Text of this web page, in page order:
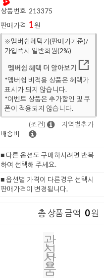
상품번호 213375
판매가격 1원
※멤버쉽혜택가(판매가기준)/
가입즉시 일반회원(2%)
멤버쉽 혜택 더 알아보기
*멤버쉽 비적용 상품은 혜택가
표시가 되지 않습니다.
*이벤트 상품은 추가할인 및 쿠
폰이 적용되지 않습니다.
배송비
(조건) 지역별추가
■ 다른 옵션도 구매하시려면 반복
하여 선택해 주세요.
■ 옵션별 가격이 다른경우 선택시
판매가격이 변경됩니다.
총 상품 금액 0원
관
심
상
품